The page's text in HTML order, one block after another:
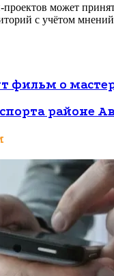
может
с учётом
фильм о
районе